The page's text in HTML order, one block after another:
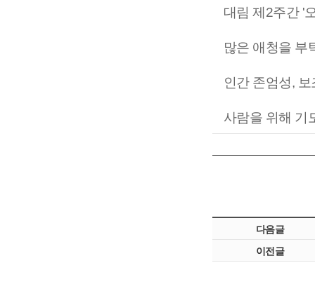
대림 제2주간 '
많은 애청을 부
인간 존엄성,
사람을 위해 기
다음글
이전글